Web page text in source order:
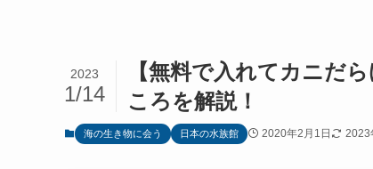
【無料で入れてカニだ
ころを解説！
2023
1/14
海の生き物に会う 日本の水族館 2020年2月1日 2023